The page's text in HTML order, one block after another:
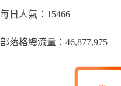
類
每日人氣：15466
部落格總流量：​46,877,975